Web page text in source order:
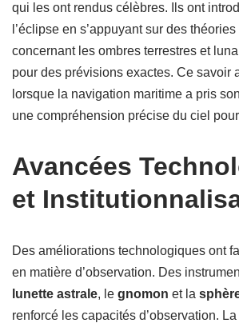
qui les ont rendus célèbres. Ils ont
l’éclipse en s’appuyant sur des
concernant les ombres terrestres et
pour des prévisions exactes. Ce savoir
lorsque la navigation maritime a pris
une compréhension précise du ciel
Avancées
et
Des améliorations technologiques ont
en matière d’observation. Des
lunette astrale, le gnomon et la
renforcé les capacités d’observation.